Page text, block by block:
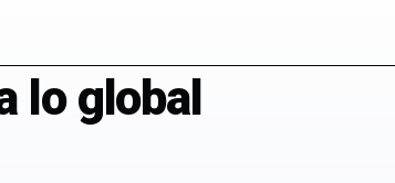
lo global